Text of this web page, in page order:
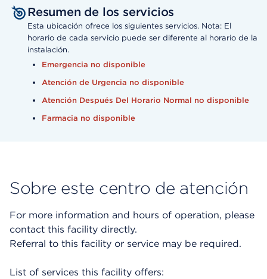
Resumen de los servicios
Esta ubicación ofrece los siguientes servicios. Nota: El
horario de cada servicio puede ser diferente al horario de la
instalación.
Emergencia no disponible
Atención de Urgencia no disponible
Atención Después Del Horario Normal no disponible
Farmacia no disponible
Sobre este centro de atención
For more information and hours of operation, please
contact this facility directly.
Referral to this facility or service may be required.
List of services this facility offers: